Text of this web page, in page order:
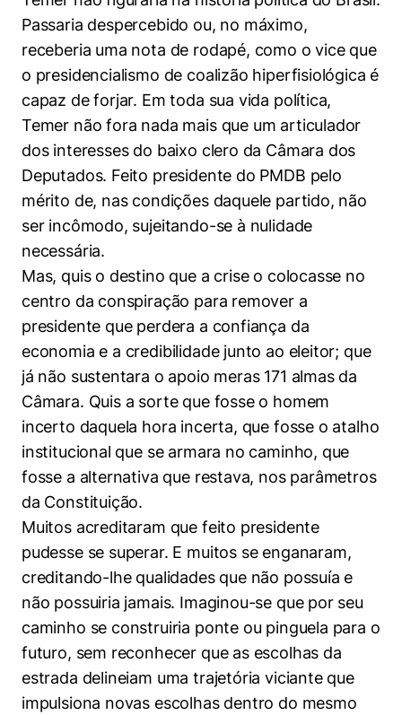
Todas as Engenharias
Engenharia de Computação
Engenharia de Produção
Engenharia Mecânica
Engenharia Mecatrônica
Direito
Economia
Finanças
Políticas Públicas
Sustentabilidade
Tecnologia e Dados
Prêmio Duda Ermírio de Moraes
Como funciona
Resolução Eficaz de Problemas
Oportunidade de Negócios
Women in Action
Trabalhe conosco
Sala de Imprensa
Biblioteca Telles
Repositório Institucional
Pesquisa na Graduação
Seminários Acadêmicos
Comitê de Ética em Pesquisa
Notícias
Youtube
Instagram
Linkedin
Engenharia e Ciência da Computação
Direito
Busca por docentes
Áreas de Conhecimento
Prêmios de Excelência
Ensino e aprendizagem
Fale Conosco
Atendimento
Visite o Insper
Canal de Ética
Ouvidoria
Portal da Privacidade
Passaria despercebido ou, no máximo,
receberia uma nota de rodapé, como o vice que
o presidencialismo de coalizão hiperfisiológica é
capaz de forjar. Em toda sua vida política,
Temer não fora nada mais que um articulador
dos interesses do baixo clero da Câmara dos
Deputados. Feito presidente do PMDB pelo
mérito de, nas condições daquele partido, não
ser incômodo, sujeitando-se à nulidade
necessária.
Mas, quis o destino que a crise o colocasse no
centro da conspiração para remover a
presidente que perdera a confiança da
economia e a credibilidade junto ao eleitor; que
já não sustentara o apoio meras 171 almas da
Câmara. Quis a sorte que fosse o homem
incerto daquela hora incerta, que fosse o atalho
institucional que se armara no caminho, que
fosse a alternativa que restava, nos parâmetros
da Constituição.
Muitos acreditaram que feito presidente
pudesse se superar. E muitos se enganaram,
creditando-lhe qualidades que não possuía e
não possuiria jamais. Imaginou-se que por seu
caminho se construiria ponte ou pinguela para o
futuro, sem reconhecer que as escolhas da
estrada delineiam uma trajetória viciante que
impulsiona novas escolhas dentro do mesmo